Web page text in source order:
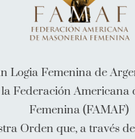
Logia Femenina de
Federación Americana
Femenina (FAMAF)
Orden que, a través